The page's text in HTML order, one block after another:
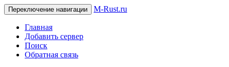
Переключение навигации M-Rust.ru
Главная
Добавить сервер
Поиск
Обратная связь